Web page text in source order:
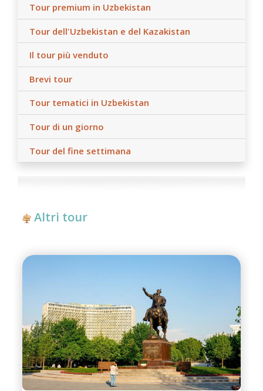
Tour premium in Uzbekistan
Tour dell'Uzbekistan e del Kazakistan
Il tour più venduto
Brevi tour
Tour tematici in Uzbekistan
Tour di un giorno
Tour del fine settimana
Altri tour